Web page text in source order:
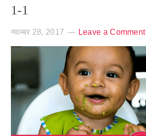
1-1
नवम्बर 28, 2017 Leave a Comment